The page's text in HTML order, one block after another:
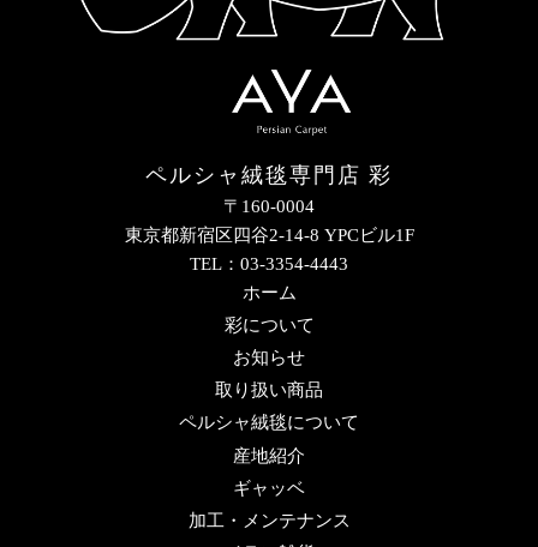
ペルシャ絨毯専門店 彩
〒160-0004
東京都新宿区四谷2-14-8 YPCビル1F
TEL：03-3354-4443
ホーム
彩について
お知らせ
取り扱い商品
ペルシャ絨毯について
産地紹介
ギャッベ
加工・メンテナンス